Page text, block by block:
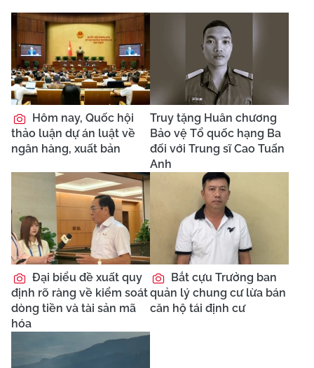
Hôm nay, Quốc hội
thảo luận dự án luật về
ngân hàng, xuất bản
Truy tặng Huân chương
Bảo vệ Tổ quốc hạng Ba
đối với Trung sĩ Cao Tuấn
Anh
Đại biểu đề xuất quy
định rõ ràng về kiểm soát
dòng tiền và tài sản mã
hóa
Bắt cựu Trưởng ban
quản lý chung cư lừa bán
căn hộ tái định cư